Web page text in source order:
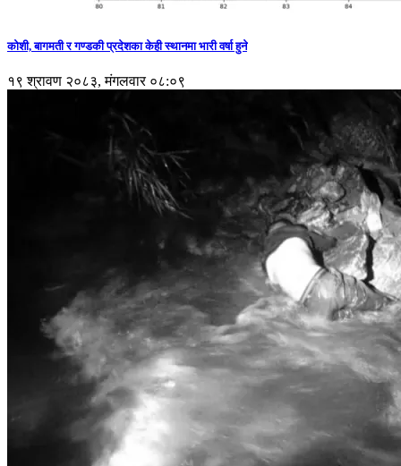
कोशी, बागमती र गण्डकी प्रदेशका केही स्थानमा भारी वर्षा हुने
१९ श्रावण २०८३, मंगलवार ०८:०९